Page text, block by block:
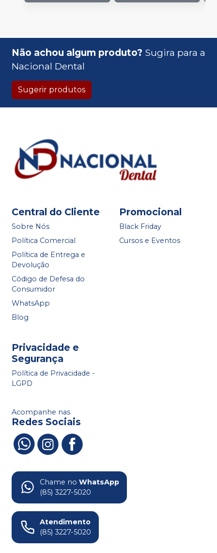
Não achou algum produto? Sugira para a
Nacional Dental
Sugerir produtos
Central do Cliente
Sobre Nós
Política Comercial
Política de Entrega e
Devolução
Código de Defesa do
Consumidor
WhatsApp
Blog
Promocional
Black Friday
Cursos e Eventos
Privacidade e
Segurança
Política de Privacidade -
LGPD
Acompanhe nas
Redes Sociais
Chame no WhatsApp
(85) 3227-5020
Atendimento
(85) 3227-5020